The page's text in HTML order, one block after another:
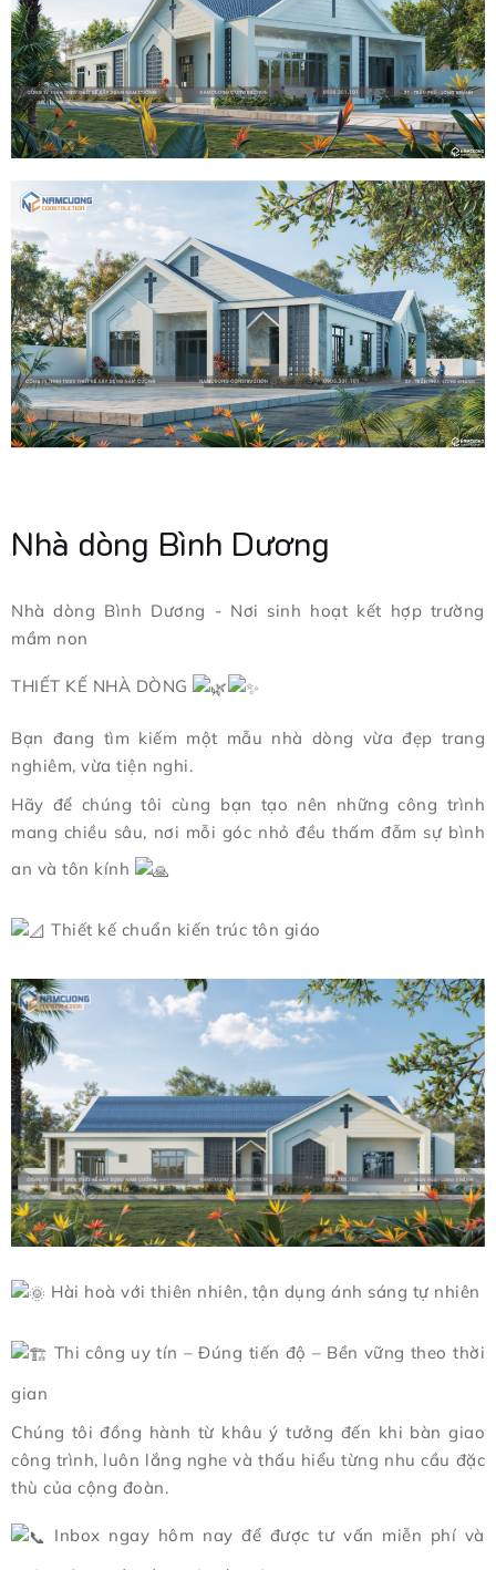
Nhà dòng Bình Dương
Nhà dòng Bình Dương - Nơi sinh hoạt kết hợp trường
mầm non
THIẾT KẾ NHÀ DÒNG
Bạn đang tìm kiếm một mẫu nhà dòng vừa đẹp trang
nghiêm, vừa tiện nghi.
Hãy để chúng tôi cùng bạn tạo nên những công trình
mang chiều sâu, nơi mỗi góc nhỏ đều thấm đẫm sự bình
an và tôn kính
Thiết kế chuẩn kiến trúc tôn giáo
Hài hoà với thiên nhiên, tận dụng ánh sáng tự nhiên
Thi công uy tín – Đúng tiến độ – Bền vững theo thời
gian
Chúng tôi đồng hành từ khâu ý tưởng đến khi bàn giao
công trình, luôn lắng nghe và thấu hiểu từng nhu cầu đặc
thù của cộng đoàn.
Inbox ngay hôm nay để được tư vấn miễn phí và